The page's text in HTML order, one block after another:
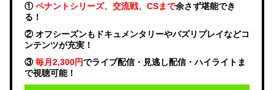
①ペナントシリーズ、交流戦、CSまで余さず堪能でき
る！
② オフシーズンもドキュメンタリーやバズリプレイなどコ
ンテンツが充実！
③毎月2,300円でライブ配信・見逃し配信・ハイライトま
で視聴可能！